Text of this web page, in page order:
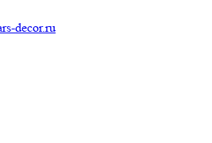
decor.ru